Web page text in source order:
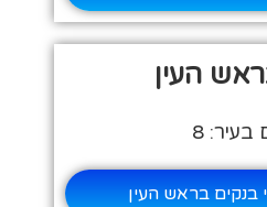
העין
8
בנקים בראש העין